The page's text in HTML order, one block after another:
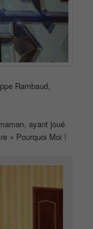
Rambaud,
ayant joué
« Pourquoi Moi !